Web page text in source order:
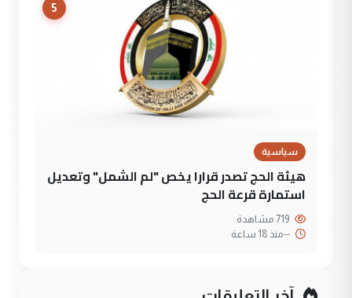
5
سياسية
هيئة الحج تصدر قرارا يخص "لم الشمل" وتعديل
استمارة قرعة الحج
--منذ 18 ساعة